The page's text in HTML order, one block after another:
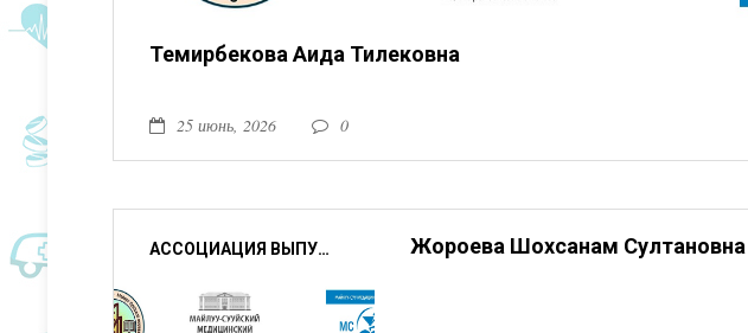
Темирбекова Аида Тилековна
25 июнь, 2026 0
АССОЦИАЦИЯ ВЫПУСКНИКОВ Жороева Шохсанам Султановна